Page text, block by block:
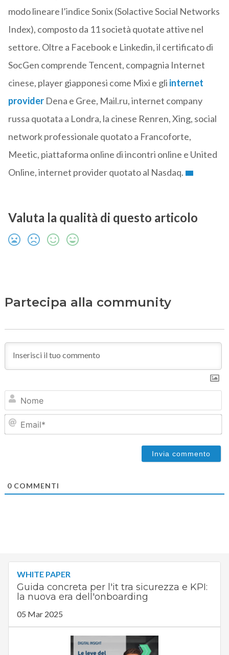
modo lineare l’indice Sonix (Solactive Social Networks
Index), composto da 11 società quotate attive nel
settore. Oltre a Facebook e Linkedin, il certificato di
SocGen comprende Tencent, compagnia Internet
cinese, player giapponesi come Mixi e gli internet
providerDena e Gree, Mail.ru, internet company
russa quotata a Londra, la cinese Renren, Xing, social
network professionale quotato a Francoforte,
Meetic, piattaforma online di incontri online e United
Online, internet provider quotato al Nasdaq.
Valuta la qualità di questo articolo
Partecipa alla community
0COMMENTI
WHITE PAPER
Guida concreta per l'it tra sicurezza e KPI:
la nuova era dell'onboarding
05 Mar 2025